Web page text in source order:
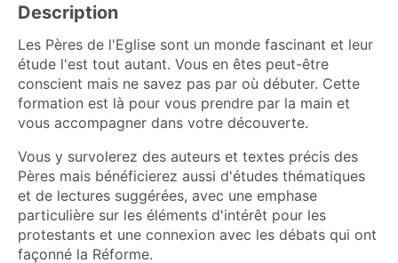
Description
Les Pères de l'Eglise sont un monde fascinant et leur
étude l'est tout autant. Vous en êtes peut-être
conscient mais ne savez pas par où débuter. Cette
formation est là pour vous prendre par la main et
vous accompagner dans votre découverte.
Vous y survolerez des auteurs et textes précis des
Pères mais bénéficierez aussi d'études thématiques
et de lectures suggérées, avec une emphase
particulière sur les éléments d'intérêt pour les
protestants et une connexion avec les débats qui ont
façonné la Réforme.